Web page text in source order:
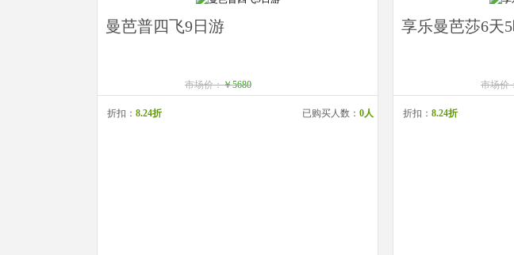
曼芭普四飞9日游
市场价：￥5680
折扣： 8.24折 已购买人数： 0人
享乐曼芭莎6天
市场价
折扣： 8.24折